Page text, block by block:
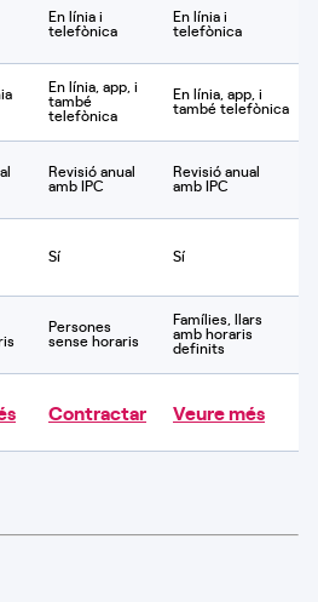
En línia i
telefònica
En línia i
telefònica
En línia, app, i
també
telefònica
En línia, app, i
també telefònica
Revisió anual
amb IPC
Revisió anual
amb IPC
Sí Sí
Persones
sense horaris
Famílies, llars
amb horaris
definits
Contractar Veure més